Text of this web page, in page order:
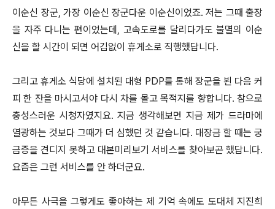
이순신 장군, 가장 이순신 장군다운 이순신이었죠. 저는 그때 출장
을 자주 다니는 편이었는데, 고속도로를 달리다가도 불멸의 이순
신을 할 시간이 되면 어김없이 휴게소로 직행했답니다.
그리고 휴게소 식당에 설치된 대형 PDP를 통해 장군을 뵌 다음 커
피 한 잔을 마시고서야 다시 차를 몰고 목적지를 향합니다. 참으로
충성스러운 시청자였지요. 지금 생각해보면 지금 제가 드라마에
열광하는 것보다 그때가 더 심했던 것 같습니다. 대장금 할 때는 궁
금증을 견디지 못하고 대본미리보기 서비스를 찾아보곤 했답니다.
요즘은 그런 서비스를 안 하더군요.
아무튼 사극을 그렇게도 좋아하는 제 기억 속에도 도대체 지진희